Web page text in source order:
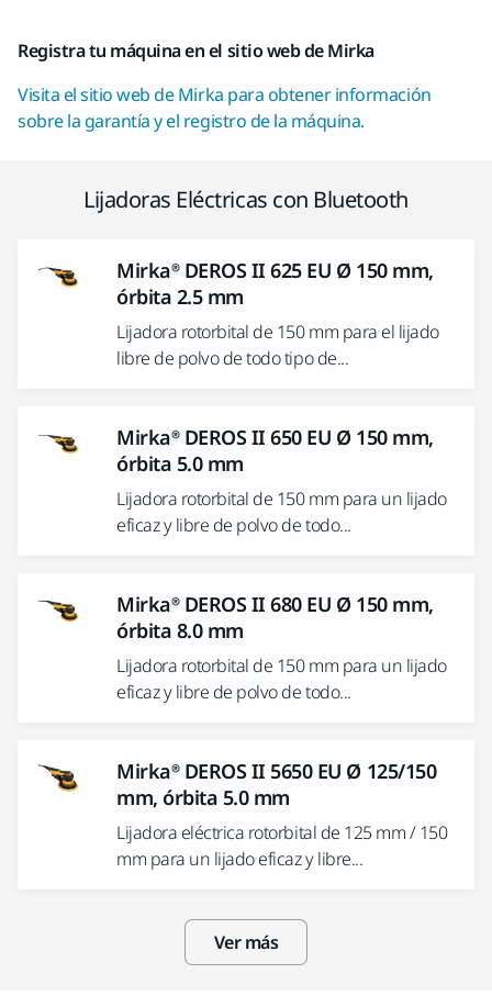
Registra tu máquina en el sitio web de Mirka
Visita el sitio web de Mirka para obtener información
sobre la garantía y el registro de la máquina.
Lijadoras Eléctricas con Bluetooth
Mirka® DEROS II 625 EU Ø 150 mm,
órbita 2.5 mm
Lijadora rotorbital de 150 mm para el lijado
libre de polvo de todo tipo de...
Mirka® DEROS II 650 EU Ø 150 mm,
órbita 5.0 mm
Lijadora rotorbital de 150 mm para un lijado
eficaz y libre de polvo de todo...
Mirka® DEROS II 680 EU Ø 150 mm,
órbita 8.0 mm
Lijadora rotorbital de 150 mm para un lijado
eficaz y libre de polvo de todo...
Mirka® DEROS II 5650 EU Ø 125/150
mm, órbita 5.0 mm
Lijadora eléctrica rotorbital de 125 mm / 150
mm para un lijado eficaz y libre...
Ver más